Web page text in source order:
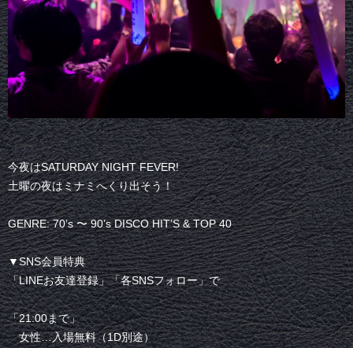
今夜はSATURDAY NIGHT FEVER!
土曜の夜はミナミへくり出そう！
GENRE: 70’s 〜 90’s DISCO HIT’S & TOP 40
▼SNS会員特典
「LINEお友達登録」「各SNSフォロー」で
「21:00まで」
女性…入場無料（1D別途）